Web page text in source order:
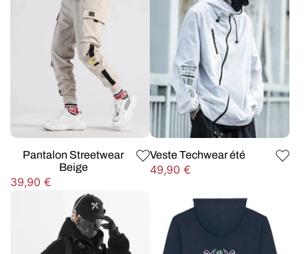
Pantalon Streetwear
Beige
Prix
39,90 €
Veste Techwear été
Prix
49,90 €